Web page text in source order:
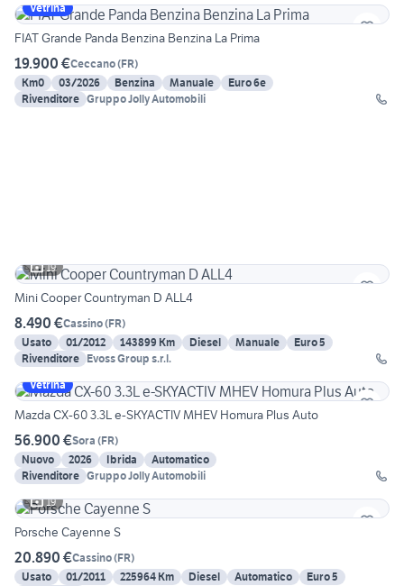
Vetrina
FIAT Grande Panda Benzina Benzina La Prima
19.900 €Ceccano(FR)
Km0
03/2026 Benzina Manuale
Euro 6e
Rivenditore Gruppo Jolly Automobili
19
Mini Cooper Countryman D ALL4
8.490 €Cassino(FR)
Usato
01/2012 143899 Km Diesel Manuale
Euro 5
Rivenditore Evoss Group s.r.l.
Vetrina
Mazda CX-60 3.3L e-SKYACTIV MHEV Homura Plus Auto
56.900 €Sora (FR)
Nuovo
2026 Ibrida
Automatico
Rivenditore Gruppo Jolly Automobili
19
Porsche Cayenne S
20.890 €Cassino(FR)
Usato
01/2011 225964 Km Diesel Automatico Euro 5